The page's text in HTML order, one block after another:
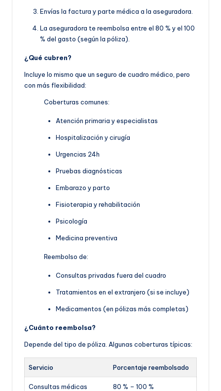
Envías la factura y parte médica a la aseguradora.
La aseguradora te reembolsa entre el 80 % y el 100
% del gasto (según la póliza).
¿Qué cubren?
Incluye lo mismo que un seguro de cuadro médico, pero
con más flexibilidad:
Coberturas comunes:
Atención primaria y especialistas
Hospitalización y cirugía
Urgencias 24h
Pruebas diagnósticas
Embarazo y parto
Fisioterapia y rehabilitación
Psicología
Medicina preventiva
Reembolso de:
Consultas privadas fuera del cuadro
Tratamientos en el extranjero (si se incluye)
Medicamentos (en pólizas más completas)
¿Cuánto reembolsa?
Depende del tipo de póliza. Algunas coberturas típicas:
Servicio Porcentaje reembolsado
Consultas médicas 80 % – 100 %